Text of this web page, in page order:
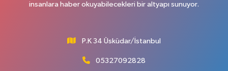
insanlara haber okuyabilecekleri bir altyapı sunuyor.
P.K 34 Üsküdar/İstanbul
05327092828